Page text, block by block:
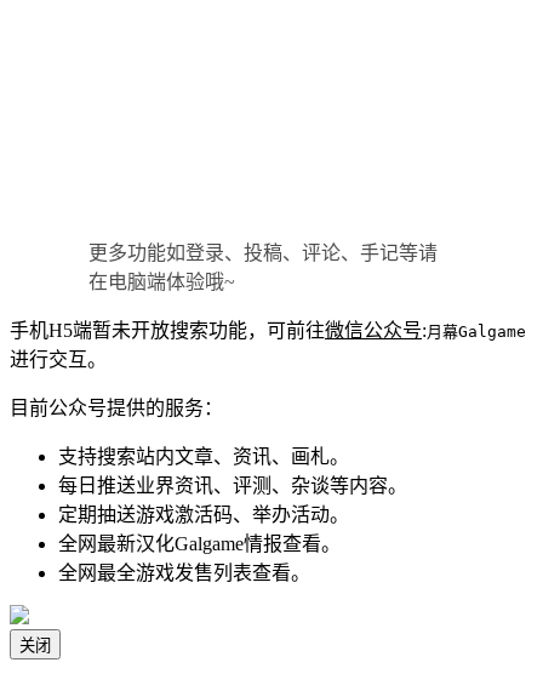
更多功能如登录、投稿、评论、手记等请
在电脑端体验哦~
手机H5端暂未开放搜索功能，可前往微信公众号: 月幕Galgame
进行交互。
目前公众号提供的服务：
支持搜索站内文章、资讯、画札。
每日推送业界资讯、评测、杂谈等内容。
定期抽送游戏激活码、举办活动。
全网最新汉化Galgame情报查看。
全网最全游戏发售列表查看。
关闭